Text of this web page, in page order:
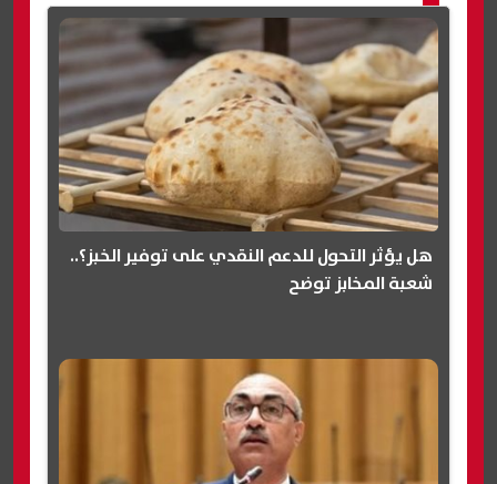
هل يؤثر التحول للدعم النقدي على توفير الخبز؟..
شعبة المخابز توضح